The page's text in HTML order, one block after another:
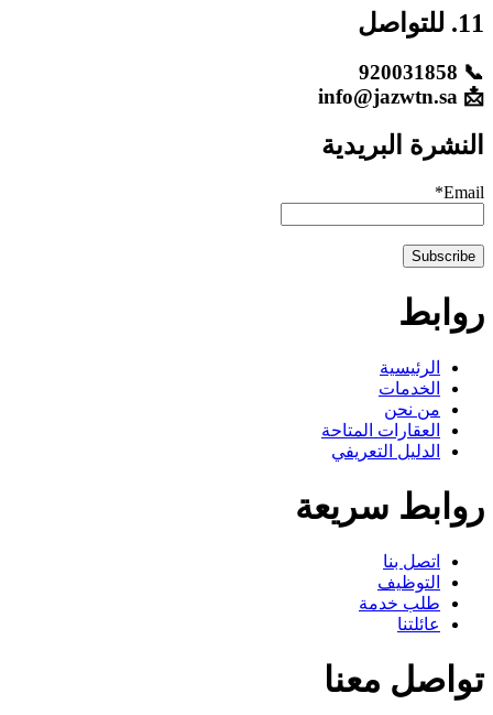
11. للتواصل
📞 920031858
📩 info@jazwtn.sa
النشرة البريدية
Email*
روابط
الرئيسية
الخدمات
من نحن
العقارات المتاحة
الدليل التعريفي
روابط سريعة
اتصل بنا
التوظيف
طلب خدمة
عائلتنا
تواصل معنا